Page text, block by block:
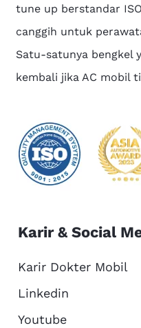
tune up berstandar
canggih untuk
Satu-satunya bengkel
kembali jika AC mobil
Karir & Social
Karir Dokter Mobil
Linkedin
Youtube